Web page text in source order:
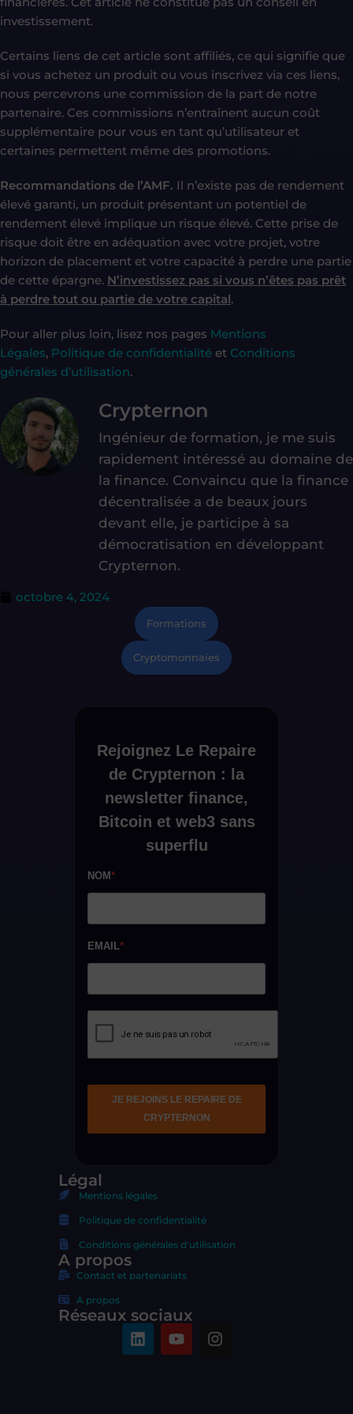
investissement.
Certains liens de cet article sont affiliés, ce qui signifie que
si vous achetez un produit ou vous inscrivez via ces liens,
nous percevrons une commission de la part de notre
partenaire. Ces commissions n’entraînent aucun coût
supplémentaire pour vous en tant qu’utilisateur et
certaines permettent même des promotions.
Recommandations de l’AMF. Il n’existe pas de rendement
élevé garanti, un produit présentant un potentiel de
rendement élevé implique un risque élevé. Cette prise de
risque doit être en adéquation avec votre projet, votre
horizon de placement et votre capacité à perdre une partie
de cette épargne. N’investissez pas si vous n’êtes pas prêt
à perdre tout ou partie de votre capital.
Pour aller plus loin, lisez nos pages Mentions
Légales, Politique de confidentialité et Conditions
générales d’utilisation.
Crypternon
Ingénieur de formation, je me suis
rapidement intéressé au domaine de
la finance. Convaincu que la finance
décentralisée a de beaux jours
devant elle, je participe à sa
démocratisation en développant
Crypternon.
octobre 4, 2024
Formations
Cryptomonnaies
Légal
Mentions légales
Politique de confidentialité
Conditions générales d'utilisation
A propos
Contact et partenariats
A propos
Réseaux sociaux